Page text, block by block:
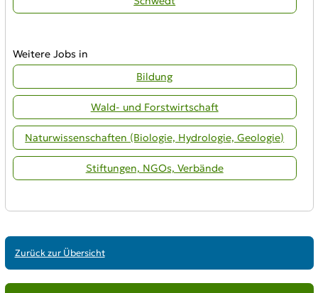
Weitere Jobs in
Bildung
Wald- und Forstwirtschaft
Naturwissenschaften (Biologie, Hydrologie, Geologie)
Stiftungen, NGOs, Verbände
Zurück zur Übersicht